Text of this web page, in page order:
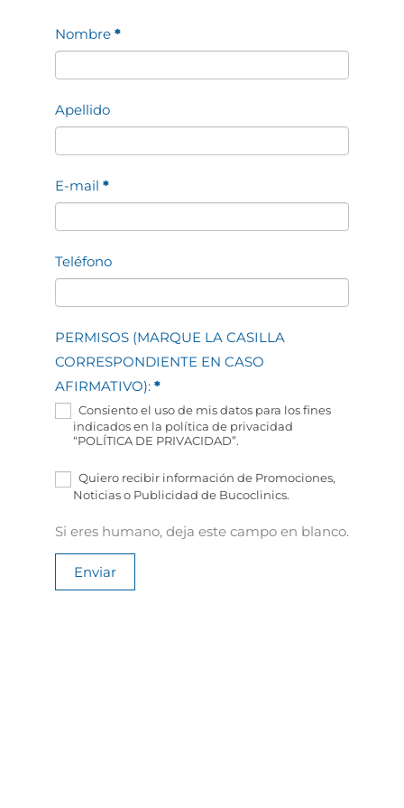
Contacto
Nombre *
Apellido
E-mail *
Teléfono
PERMISOS (MARQUE LA CASILLA
CORRESPONDIENTE EN CASO
AFIRMATIVO): *
Consiento el uso de mis datos para los fines
indicados en la política de privacidad
“POLÍTICA DE PRIVACIDAD”.
Quiero recibir información de Promociones,
Noticias o Publicidad de Bucoclinics.
Si eres humano, deja este campo en blanco.
Enviar